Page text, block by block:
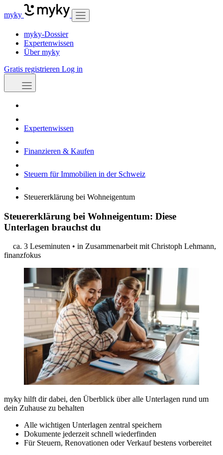
myky
myky-Dossier
Expertenwissen
Über myky
Gratis registrieren Log in
Expertenwissen
Finanzieren & Kaufen
Steuern für Immobilien in der Schweiz
Steuererklärung bei Wohneigentum
Steuererklärung bei Wohneigentum: Diese
Unterlagen brauchst du
ca. 3 Leseminuten • in Zusammenarbeit mit Christoph Lehmann,
finanzfokus
myky hilft dir dabei, den Überblick über alle Unterlagen rund um
dein Zuhause zu behalten
Alle wichtigen Unterlagen zentral speichern
Dokumente jederzeit schnell wiederfinden
Für Steuern, Renovationen oder Verkauf bestens vorbereitet